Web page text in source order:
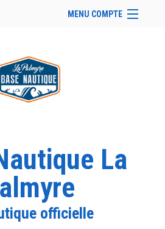
MENU COMPTE
Se connecter
Panier (vide)
La
officielle